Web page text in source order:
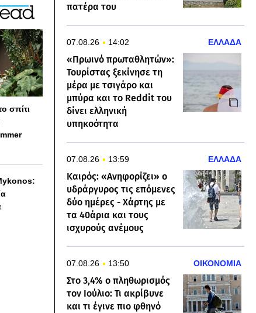
σπίτι
πατέρα του
07.08.26 14:02 ΕΛΛΑΔΑ
«Πρωινό πρωταθλητών»:
Τουρίστας ξεκίνησε τη
μέρα με τσιγάρο και
μπύρα και το Reddit του
δίνει ελληνική
υπηκοότητα
07.08.26 13:59 ΕΛΛΑΔΑ
Καιρός: «Ανηφορίζει» ο
υδράργυρος τις επόμενες
δύο ημέρες - Χάρτης με
τα 40άρια και τους
ισχυρούς ανέμους
07.08.26 13:50 ΟΙΚΟΝΟΜΙΑ
Στο 3,4% ο πληθωρισμός
τον Ιούλιο: Τι ακρίβυνε
και τι έγινε πιο φθηνό